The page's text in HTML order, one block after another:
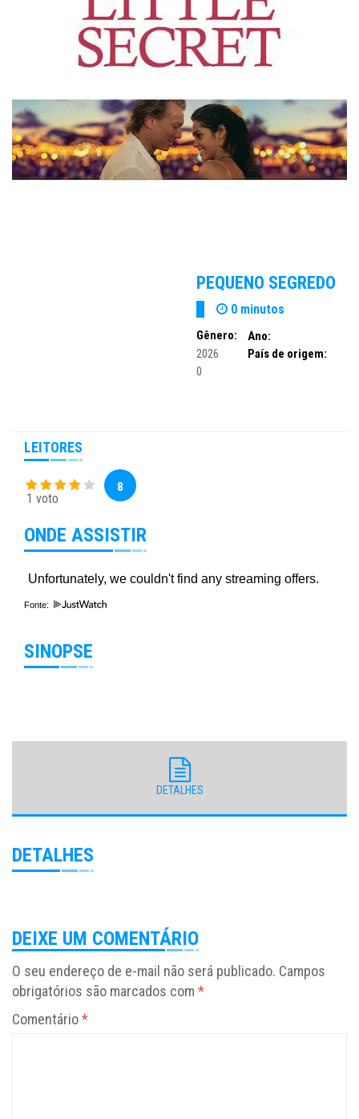
PEQUENO SEGREDO
0 minutos
Gênero:
Ano:
2026
País de origem:
0
LEITORES
1 voto
8
ONDE ASSISTIR
Fonte:
SINOPSE
DETALHES
DETALHES
DEIXE UM COMENTÁRIO
O seu endereço de e-mail não será publicado. Campos
obrigatórios são marcados com *
Comentário*